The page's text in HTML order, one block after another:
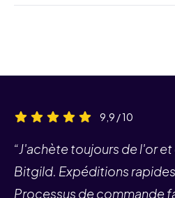
9,9 / 10
“J'achète toujours de l'or
Bitgild. Expéditions
Processus de commande